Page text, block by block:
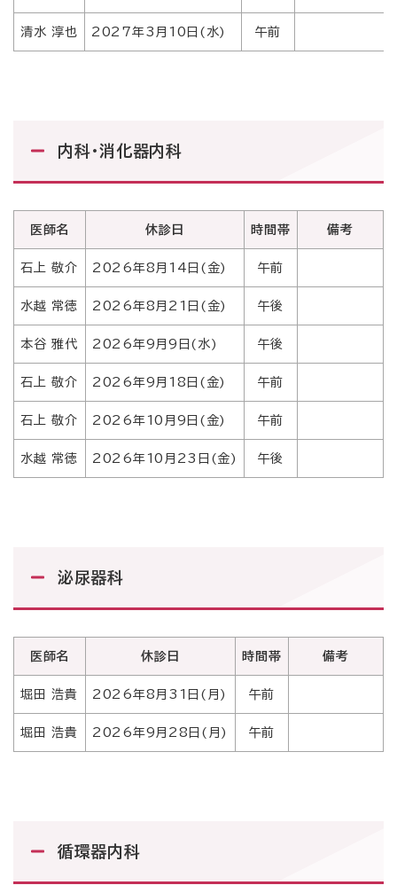
清水 淳也 2027年3月10日(水) 午前
内科・消化器内科
医師名 休診日 時間帯 備考
石上 敬介 2026年8月14日(金) 午前
水越 常徳 2026年8月21日(金) 午後
本谷 雅代 2026年9月9日(水) 午後
石上 敬介 2026年9月18日(金) 午前
石上 敬介 2026年10月9日(金) 午前
水越 常徳 2026年10月23日(金) 午後
泌尿器科
医師名 休診日 時間帯 備考
堀田 浩貴 2026年8月31日(月) 午前
堀田 浩貴 2026年9月28日(月) 午前
循環器内科